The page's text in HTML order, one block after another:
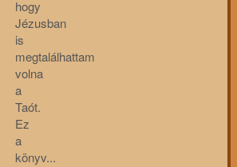
hogy
Jézusban
is
megtalálhattam
volna
a
Taót.
Ez
a
könyv...